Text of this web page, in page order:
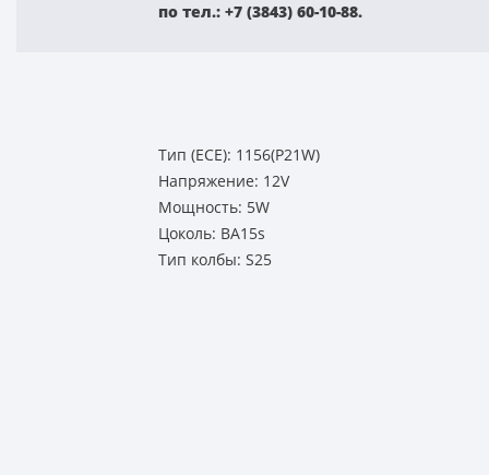
по тел.: +7 (3843) 60-10-88.
Тип (ECE): 1156(P21W)
Напряжение: 12V
Мощность: 5W
Цоколь: BA15s
Тип колбы: S25